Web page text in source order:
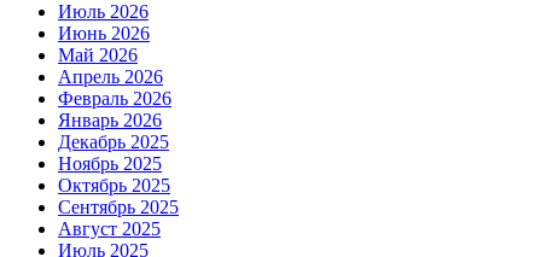
Июль 2026
Июнь 2026
Май 2026
Апрель 2026
Февраль 2026
Январь 2026
Декабрь 2025
Ноябрь 2025
Октябрь 2025
Сентябрь 2025
Август 2025
Июль 2025